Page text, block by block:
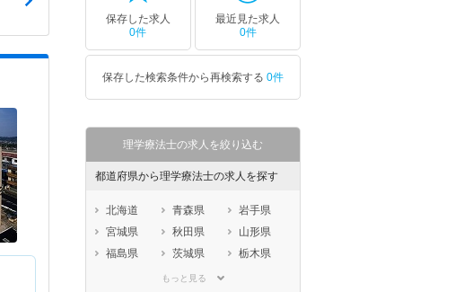
保存した求人
0件
最近見た求人
0件
保存した検索条件から再検索する 0件
理学療法士の求人を絞り込む
都道府県から理学療法士の求人を探す
北海道 青森県
岩手県
宮城県
秋田県
山形県
福島県
茨城県
栃木県
埼玉県
もっと見る